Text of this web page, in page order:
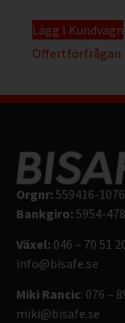
Lägg I Kundvagn
Offertförfrågan
Orgnr: 559416-1076
Bankgiro: 5954-
Växel: 046 – 70 51
info@bisafe.se
Miki Rancic: 076 –
miki@bisafe.se